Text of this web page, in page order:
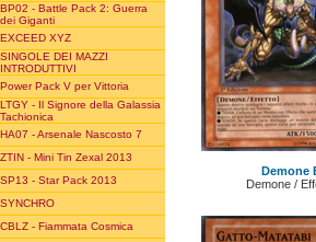
BP02 - Battle Pack 2: Guerra
dei Giganti
EXCEED XYZ
SINGOLE DEI MAZZI
INTRODUTTIVI
Power Pack V per Vittoria
LTGY - Il Signore della Galassia
Tachionica
HA07 - Arsenale Nascosto 7
ZTIN - Mini Tin Zexal 2013
SP13 - Star Pack 2013
SYNCHRO
CBLZ - Fiammata Cosmica
Demone
Demone /